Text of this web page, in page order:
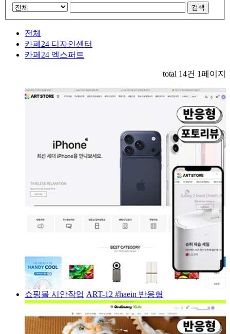
검색
전체
카페24 디자인센터
카페24 엑스퍼트
total 14건 1페이지
쇼핑몰 시안작업 ART-12 #haein 반응형